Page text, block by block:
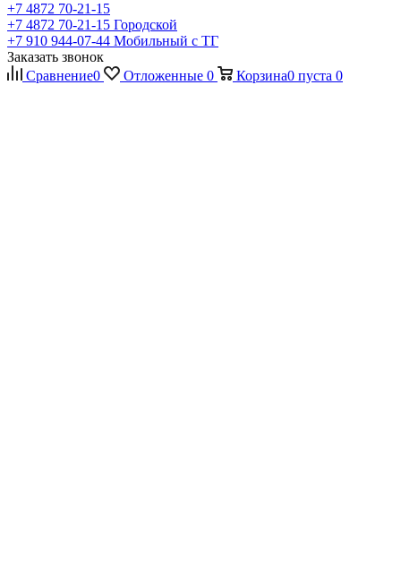
+7 4872 70-21-15
+7 4872 70-21-15 Городской
+7 910 944-07-44 Мобильный с ТГ
Заказать звонок
Сравнение0 Отложенные 0 Корзина0 пуста 0